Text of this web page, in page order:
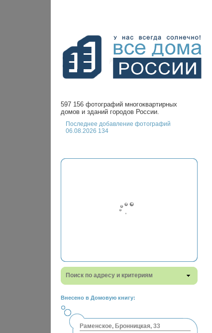
597 156 фотографий многоквартирных
домов и зданий городов России.
Последнее добавление фотографий
06.08.2026 134
Поиск по адресу и критериям
Внесено в Домовую книгу:
Раменское, Бронницкая, 33